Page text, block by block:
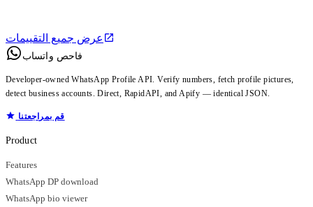
عرض جميع التقييمات
فاحص واتساب
Developer-owned WhatsApp Profile API. Verify numbers, fetch profile pictures,
detect business accounts. Direct, RapidAPI, and Apify — identical JSON.
قم بمراجعتنا
Product
Features
WhatsApp DP download
WhatsApp bio viewer